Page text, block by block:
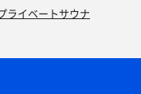
ライベートサウナ